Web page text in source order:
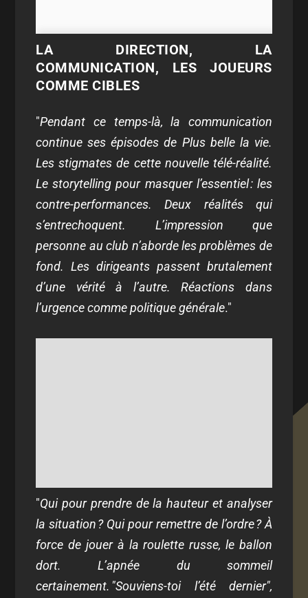
LA DIRECTION, LA
COMMUNICATION, LES JOUEURS
COMME CIBLES
"Pendant ce temps-là, la communication
continue ses épisodes de Plus belle la vie.
Les stigmates de cette nouvelle télé-réalité.
Le storytelling pour masquer l’essentiel : les
contre-performances. Deux réalités qui
s’entrechoquent. L’impression que
personne au club n’aborde les problèmes de
fond. Les dirigeants passent brutalement
d’une vérité à l’autre. Réactions dans
l’urgence comme politique générale."
"Qui pour prendre de la hauteur et analyser
la situation ? Qui pour remettre de l’ordre ? À
force de jouer à la roulette russe, le ballon
dort. L’apnée du sommeil
certainement. "Souviens-toi l’été dernier",